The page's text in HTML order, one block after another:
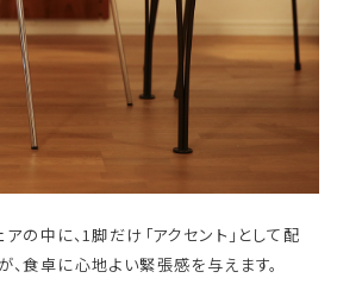
の中に、1脚だけ「アクセント」として配
、食卓に心地よい緊張感を与えます。